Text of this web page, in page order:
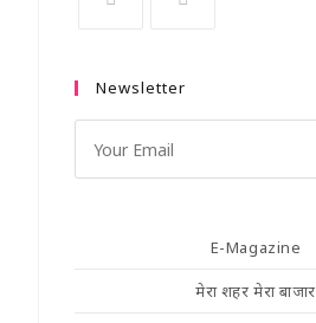
Newsletter
E-Magazine
मेरा शहर मेरा बाजार